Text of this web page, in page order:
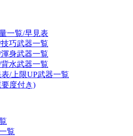
一覧/早見表
巧武器一覧
身武器一覧
水武器一覧
表/上限UP武器一覧
度付き)
覧